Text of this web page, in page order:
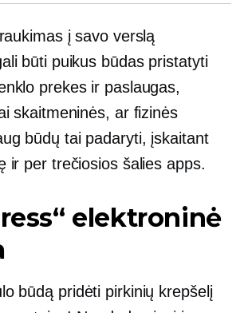
į savo verslą
būti puikus būdas pristatyti
prekes ir paslaugas,
skaitmeninės, ar fizinės
būdų tai padaryti, įskaitant
ir per trečiosios šalies apps.
elektroninė
būdą pridėti pirkinių krepšelį